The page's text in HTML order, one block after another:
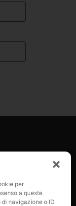
per
a queste
navigazione o ID